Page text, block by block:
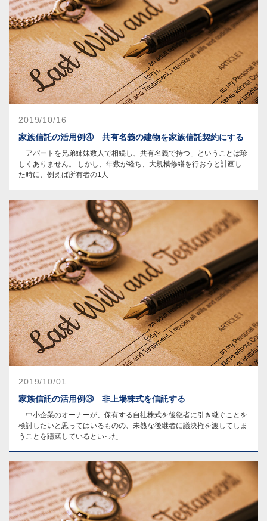
2019/10/16
家族信託の活用例④ 共有名義の建物を家族信託契約にする
「アパートを兄弟姉妹数人で相続し、共有名義で持つ」ということは珍
しくありません。 しかし、年数が経ち、大規模修繕を行おうと計画し
た時に、例えば所有者の1人
2019/10/01
家族信託の活用例③ 非上場株式を信託する
中小企業のオーナーが、保有する自社株式を後継者に引き継ぐことを
検討したいと思ってはいるものの、未熟な後継者に議決権を渡してしま
うことを躊躇しているといった